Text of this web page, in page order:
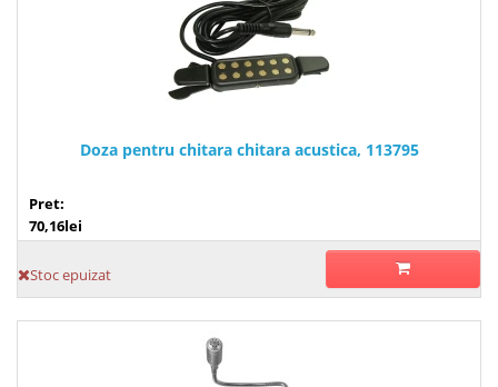
Doza pentru chitara chitara acustica, 113795
Pret:
70,16lei
Stoc epuizat